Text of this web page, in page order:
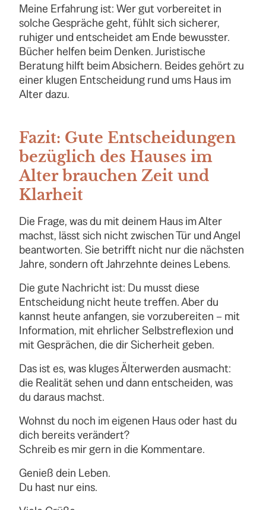
Meine Erfahrung ist: Wer gut vorbereitet in
solche Gespräche geht, fühlt sich sicherer,
ruhiger und entscheidet am Ende bewusster.
Bücher helfen beim Denken. Juristische
Beratung hilft beim Absichern. Beides gehört zu
einer klugen Entscheidung rund ums Haus im
Alter dazu.
Fazit: Gute Entscheidungen
bezüglich des Hauses im
Alter brauchen Zeit und
Klarheit
Die Frage, was du mit deinem Haus im Alter
machst, lässt sich nicht zwischen Tür und Angel
beantworten. Sie betrifft nicht nur die nächsten
Jahre, sondern oft Jahrzehnte deines Lebens.
Die gute Nachricht ist: Du musst diese
Entscheidung nicht heute treffen. Aber du
kannst heute anfangen, sie vorzubereiten – mit
Information, mit ehrlicher Selbstreflexion und
mit Gesprächen, die dir Sicherheit geben.
Das ist es, was kluges Älterwerden ausmacht:
die Realität sehen und dann entscheiden, was
du daraus machst.
Wohnst du noch im eigenen Haus oder hast du
dich bereits verändert?
Schreib es mir gern in die Kommentare.
Genieß dein Leben.
Du hast nur eins.